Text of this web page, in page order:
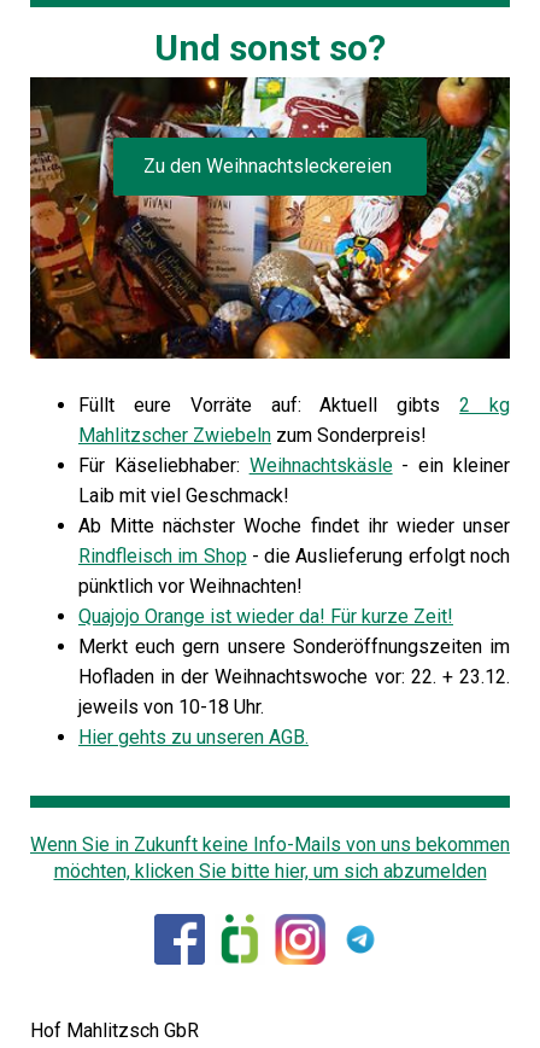
Und sonst so?
Zu den Weihnachtsleckereien
Füllt eure Vorräte auf: Aktuell gibts2 kg
Mahlitzscher Zwiebeln zum Sonderpreis!
Für Käseliebhaber: Weihnachtskäsle- ein kleiner
Laib mit viel Geschmack!
Ab Mitte nächster Woche findet ihr wieder unser
Rindfleisch im Shop- die Auslieferung erfolgt noch
pünktlich vor Weihnachten!
Quajojo Orange ist wieder da! Für kurze Zeit!
Merkt euch gern unsere Sonderöffnungszeiten im
Hofladen in der Weihnachtswoche vor: 22. + 23.12.
jeweils von 10-18 Uhr.
Hier gehts zu unseren AGB.
Wenn Sie in Zukunft keine Info-Mails von uns bekommen
möchten, klicken Sie bitte hier, um sich abzumelden
Hof Mahlitzsch GbR